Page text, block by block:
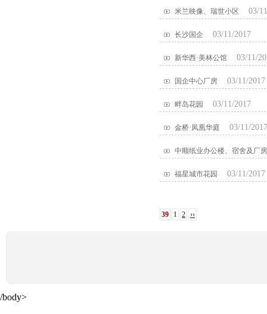
米兰映像、瑞世小区 03/
长沙国企 03/11/2017
新华西·美林公馆 03/11/
国企中心厂房 03/11/2017
畔岛花园 03/11/2017
金桥·凤凰华庭 03/11/2017
中顺纸业办公楼、宿舍及厂房
福星城市花园 03/11/2017
39 1 2 ››
/body>